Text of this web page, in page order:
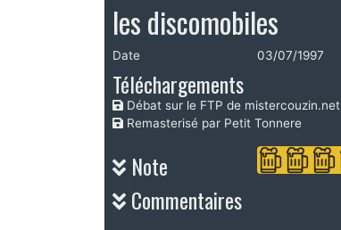
les discomobiles
Date 03/07/1997
Téléchargements
Débat sur le FTP de mistercouzin.net
Remasterisé par Petit Tonnere
Note
Commentaires